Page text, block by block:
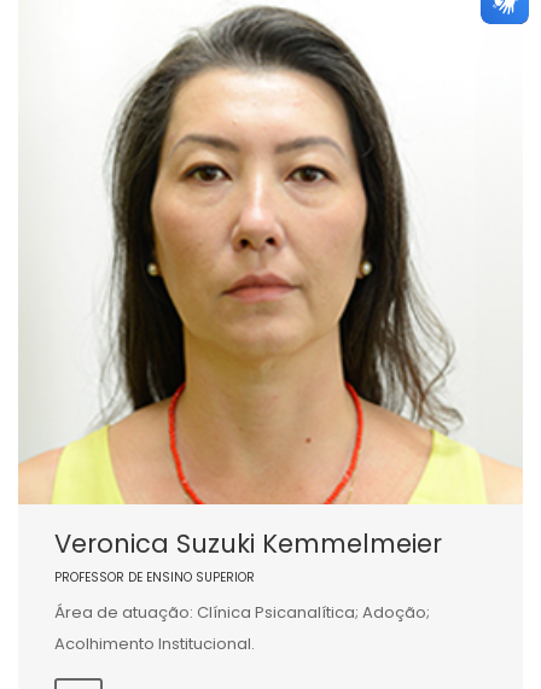
Veronica Suzuki Kemmelmeier
PROFESSOR DE ENSINO SUPERIOR
Área de atuação: Clínica Psicanalítica; Adoção;
Acolhimento Institucional.